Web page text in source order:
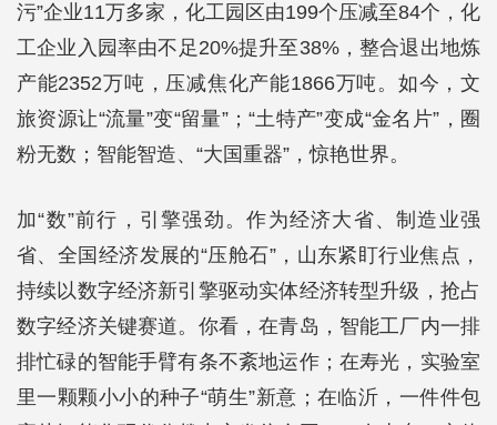
污”企业11万多家，化工园区由199个压减至84个，化
工企业入园率由不足20%提升至38%，整合退出地炼
产能2352万吨，压减焦化产能1866万吨。如今，文
旅资源让“流量”变“留量”；“土特产”变成“金名片”，圈
粉无数；智能智造、“大国重器”，惊艳世界。
加“数”前行，引擎强劲。作为经济大省、制造业强
省、全国经济发展的“压舱石”，山东紧盯行业焦点，
持续以数字经济新引擎驱动实体经济转型升级，抢占
数字经济关键赛道。你看，在青岛，智能工厂内一排
排忙碌的智能手臂有条不紊地运作；在寿光，实验室
里一颗颗小小的种子“萌生”新意；在临沂，一件件包